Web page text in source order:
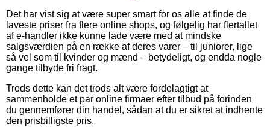
Det har vist sig at være super smart for os alle at finde de
laveste priser fra flere online shops, og følgelig har flertallet
af e-handler ikke kunne lade være med at mindske
salgsværdien på en række af deres varer – til juniorer, lige
så vel som til kvinder og mænd – betydeligt, og endda nogle
gange tilbyde fri fragt.
Trods dette kan det trods alt være fordelagtigt at
sammenholde et par online firmaer efter tilbud på forinden
du gennemfører din handel, sådan at du er sikret at indhente
den prisbilligste pris.